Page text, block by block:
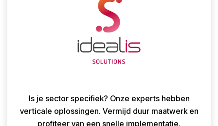
Is je sector specifiek? Onze experts hebben
verticale oplossingen. Vermijd duur maatwerk en
profiteer van een snelle implementatie.